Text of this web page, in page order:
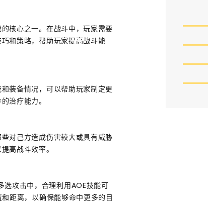
核心之一。在战斗中，玩家需要
和策略，帮助玩家提高战斗能
装备情况，可以帮助玩家制定更
治疗能力。
对己方造成伤害较大或具有威胁
高战斗效率。
攻击中，合理利用AOE技能可
距离，以确保能够命中更多的目